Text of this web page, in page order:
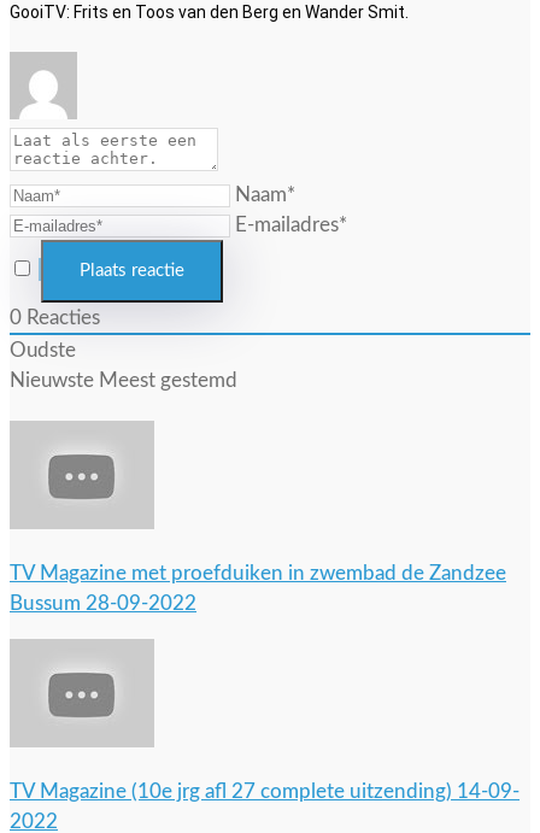
GooiTV: Frits en Toos van den Berg en Wander Smit.
Naam*
E-mailadres*
0 Reacties
Oudste
Nieuwste Meest gestemd
TV Magazine met proefduiken in zwembad de Zandzee
Bussum 28-09-2022
TV Magazine (10e jrg afl 27 complete uitzending) 14-09-
2022